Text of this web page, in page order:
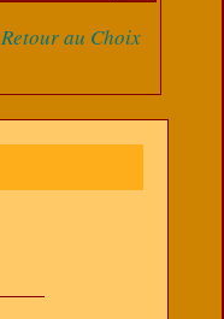
Retour au Choix